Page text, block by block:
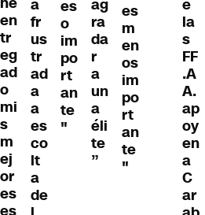
en
tr
eg
ad
o
mi
s
m
ej
or
es
es
a
fr
us
tr
ad
a
a
es
co
lt
a
de
es
o
im
po
rt
an
te
"
ag
ra
da
r
a
un
a
éli
te
”
es
m
en
os
im
po
rt
an
te
"
e
la
s
FF
.A
A.
ap
oy
en
a
C
ar